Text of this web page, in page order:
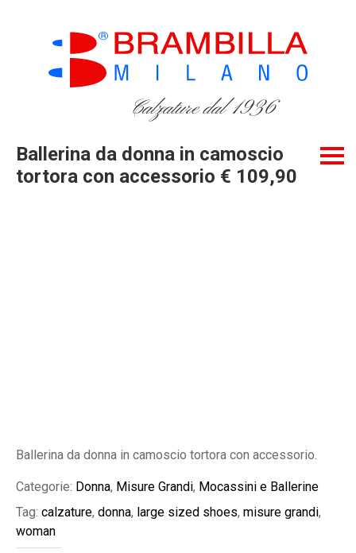
Calzature dal 1936
Ballerina da donna in camoscio
tortora con accessorio € 109,90
Ballerina da donna in camoscio tortora con accessorio.
Categorie: Donna, Misure Grandi, Mocassini e Ballerine
Tag: calzature, donna, large sized shoes, misure grandi,
woman